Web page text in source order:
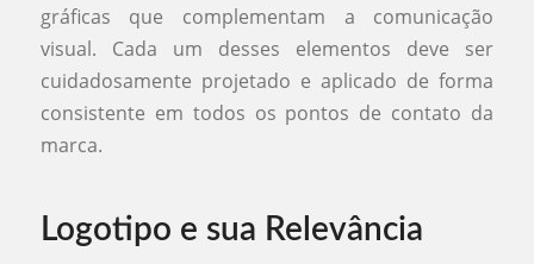
gráficas que complementam a comunicação
visual. Cada um desses elementos deve ser
cuidadosamente projetado e aplicado de forma
consistente em todos os pontos de contato da
marca.
Logotipo e sua Relevância